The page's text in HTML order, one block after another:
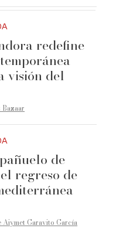
redefine
visión del
Bazaar
de
regreso de
Aiymet Garavito García